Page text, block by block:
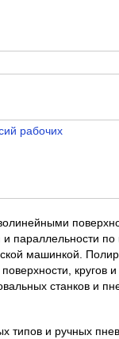
рабочих
параллельности по
машинкой.
кругов и
станков и
типов и ручных